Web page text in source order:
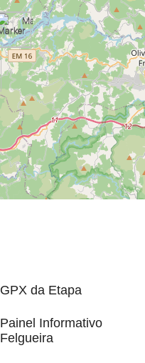
GPX da Etapa
Painel Informativo
Felgueira